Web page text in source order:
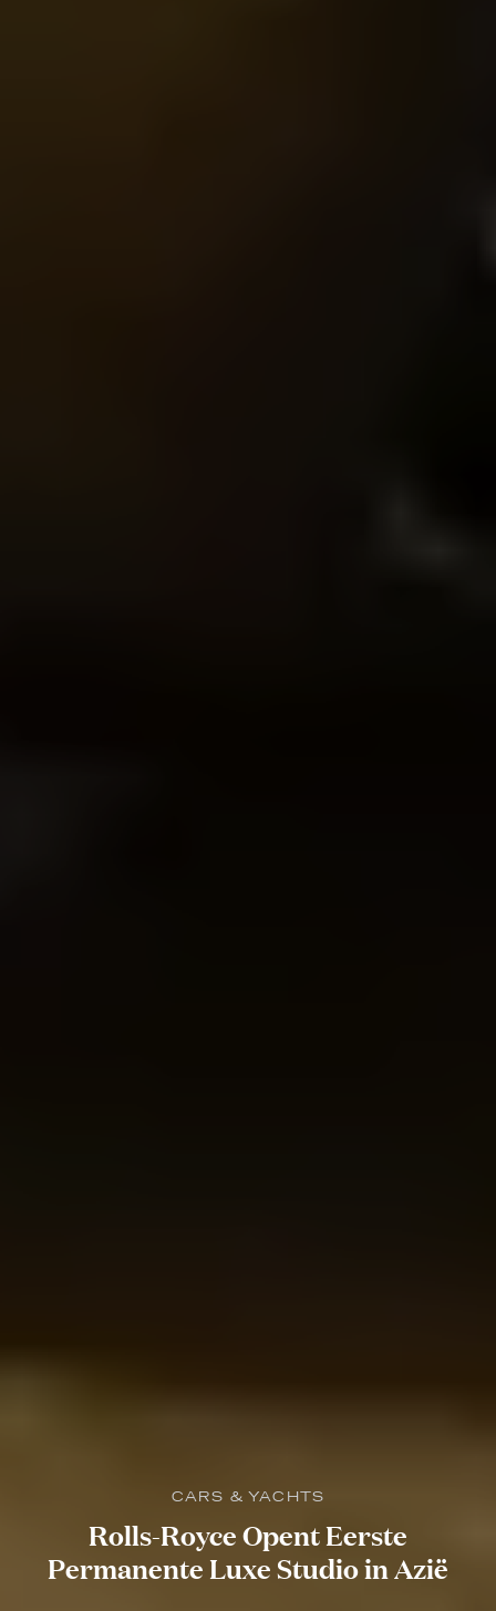
CARS & YACHTS
Rolls-Royce Opent Eerste
Permanente Luxe Studio in Azië